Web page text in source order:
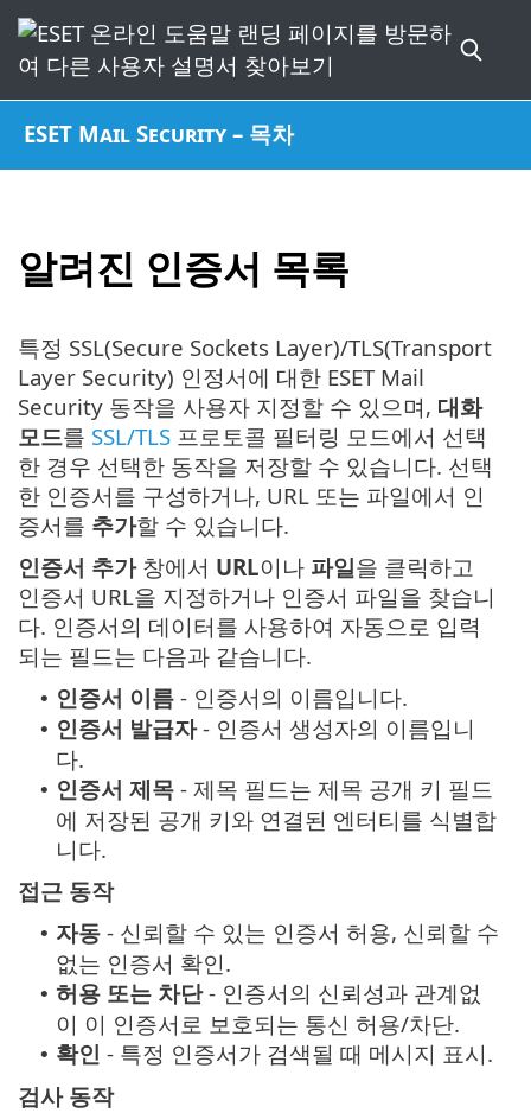
ESET Mail Security – 목차
알려진 인증서 목록
특정 SSL(Secure Sockets Layer)/TLS(Transport
Layer Security) 인정서에 대한 ESET Mail
Security 동작을 사용자 지정할 수 있으며, 대화
모드를 SSL/TLS 프로토콜 필터링 모드에서 선택
한 경우 선택한 동작을 저장할 수 있습니다. 선택
한 인증서를 구성하거나, URL 또는 파일에서 인
증서를 추가할 수 있습니다.
인증서 추가창에서 URL이나 파일을 클릭하고
인증서 URL을 지정하거나 인증서 파일을 찾습니
다. 인증서의 데이터를 사용하여 자동으로 입력
되는 필드는 다음과 같습니다.
• 인증서 이름 - 인증서의 이름입니다.
• 인증서 발급자- 인증서 생성자의 이름입니
다.
• 인증서 제목 - 제목 필드는 제목 공개 키 필드
에 저장된 공개 키와 연결된 엔터티를 식별합
니다.
접근 동작
• 자동 - 신뢰할 수 있는 인증서 허용, 신뢰할 수
없는 인증서 확인.
• 허용 또는 차단- 인증서의 신뢰성과 관계없
이 이 인증서로 보호되는 통신 허용/차단.
• 확인 - 특정 인증서가 검색될 때 메시지 표시.
검사 동작